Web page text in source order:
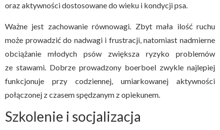
oraz aktywności dostosowane do wieku i kondycji psa.
Ważne jest zachowanie równowagi. Zbyt mała ilość ruchu
może prowadzić do nadwagi i frustracji, natomiast nadmierne
obciążanie młodych psów zwiększa ryzyko problemów
ze stawami. Dobrze prowadzony boerboel zwykle najlepiej
funkcjonuje przy codziennej, umiarkowanej aktywności
połączonej z czasem spędzanym z opiekunem.
Szkolenie i socjalizacja